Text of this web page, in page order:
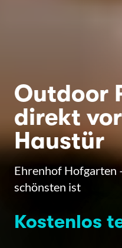
Outdoor
direkt
Haustür
Ehrenhof Hofgarten
schönsten ist
Kostenlos